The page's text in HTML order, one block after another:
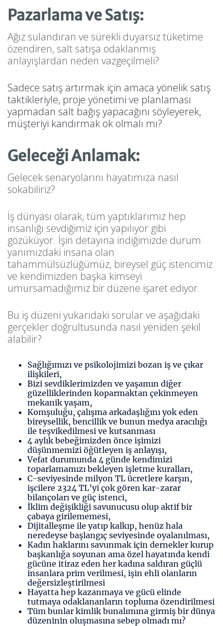
Pazarlama ve Satış:
Ağız sulandıran ve sürekli duyarsız tüketime
özendiren, salt satışa odaklanmış
anlayışlardan neden vazgeçilmeli?
Sadece satış artırmak için amaca yönelik satış
taktikleriyle, proje yönetimi ve planlaması
yapmadan salt bağış yapacağını söyleyerek,
müşteriyi kandırmak ok olmalı mı?
Geleceği Anlamak:
Gelecek senaryolarını hayatımıza nasıl
sokabiliriz?
İş dünyası olarak, tüm yaptıklarımız hep
insanlığı sevdiğimiz için yapılıyor gibi
gözüküyor. İşin detayına indiğimizde durum
yanımızdaki insana olan
tahammülsüzlüğümüz, bireysel güç istencimiz
ve kendimizden başka kimseyi
umursamadığımız bir düzene işaret ediyor.
Bu iş düzeni yukarıdaki sorular ve aşağıdaki
gerçekler doğrultusunda nasıl yeniden şekil
alabilir?
Sağlığımızı ve psikolojimizi bozan iş ve çıkar
ilişkileri,
Bizi sevdiklerimizden ve yaşamın diğer
güzelliklerinden koparmaktan çekinmeyen
mekanik yaşam,
Komşuluğu, çalışma arkadaşlığını yok eden
bireysellik, bencillik ve bunun medya aracılığı
ile teşvikedilmesi ve kutsanması
4 aylık bebeğimizden önce işimizi
düşünmemizi öğütleyen iş anlayışı,
Vefat durumunda 4 günde kendimizi
toparlamamızı bekleyen işletme kuralları,
C-seviyesinde milyon TL ücretlere karşın,
işcilere 2324 TL’yi çok gören kar-zarar
bilançoları ve güç istenci,
İklim değişikliği savunucusu olup aktif bir
çabaya girilememesi,
Dijitalleşme ile yatıp kalkıp, henüz hala
neredeyse başlangıç seviyesinde oyalanılması,
Kadın haklarını savunmak için dernekler kurup
başkanlığa soyunan ama özel hayatında kendi
gücüne itiraz eden her kadına saldıran güçlü
insanlara prim verilmesi, işin ehli olanların
değersizleştirilmesi
Hayatta hep kazanmaya ve gücü elinde
tutmaya odaklananların topluma özendirilmesi
Tüm bunlar kimlik bunalımına girmiş bir dünya
düzeninin oluşmasına sebep olmadı mı?